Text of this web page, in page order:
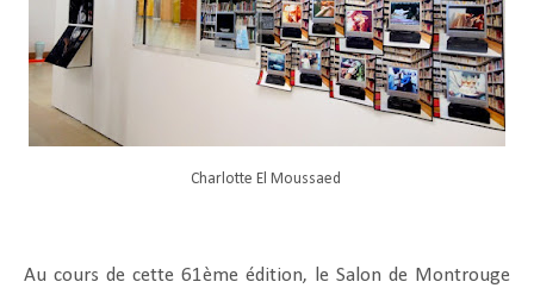
Charlotte El Moussaed
Au cours de cette 61ème édition, le Salon de Montrouge